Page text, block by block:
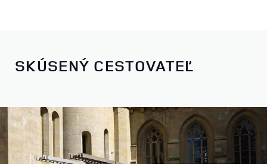
SKÚSENÝ CESTOVATEĽ